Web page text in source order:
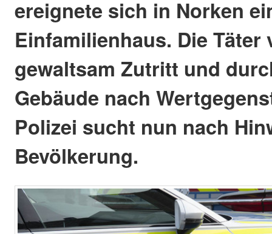
ereignete sich in Norken
Einfamilienhaus. Die
gewaltsam Zutritt und
Gebäude nach
Polizei sucht nun nach
Bevölkerung.